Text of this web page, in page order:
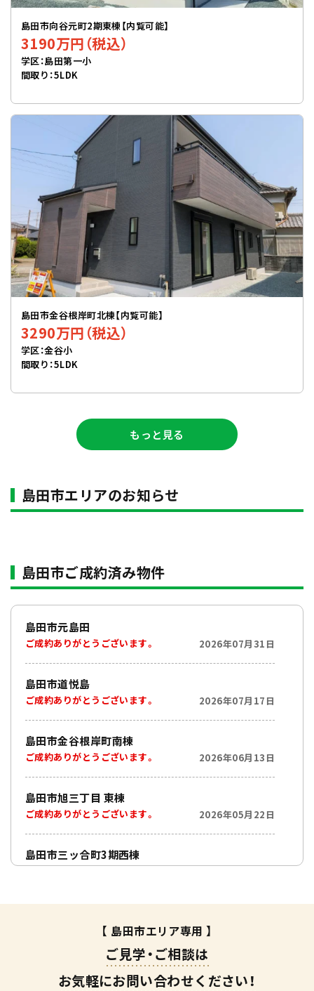
島田市向谷元町2期東棟【内覧可能】
3190万円（税込）
学区：島田第一小
間取り：5LDK
島田市金谷根岸町北棟【内覧可能】
3290万円（税込）
学区：金谷小
間取り：5LDK
もっと見る
島田市エリアのお知らせ
島田市ご成約済み物件
島田市元島田
ご成約ありがとうございます。 2026年07月31日
島田市道悦島
ご成約ありがとうございます。 2026年07月17日
島田市金谷根岸町南棟
ご成約ありがとうございます。 2026年06月13日
島田市旭三丁目 東棟
ご成約ありがとうございます。 2026年05月22日
島田市三ッ合町3期西棟
【 島田市エリア専用 】
ご見学・ご相談は
お気軽にお問い合わせください！